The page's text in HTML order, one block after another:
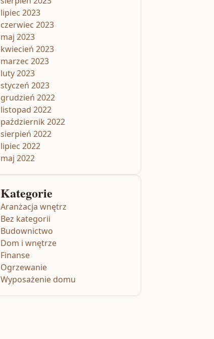
lipiec 2023
czerwiec 2023
maj 2023
kwiecień 2023
marzec 2023
luty 2023
styczeń 2023
grudzień 2022
listopad 2022
październik 2022
sierpień 2022
lipiec 2022
maj 2022
Kategorie
Aranżacja wnętrz
Bez kategorii
Budownictwo
Dom i wnętrze
Finanse
Ogrzewanie
Wyposażenie domu